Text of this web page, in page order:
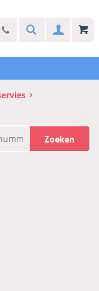
uw vraag
030 69 50 814Search
Zoeken